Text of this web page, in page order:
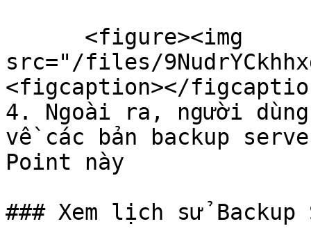
src="/files/
<figcaption></
4. Ngoài ra, người
về các bản backup
Point này
### Xem lịch sử Backup